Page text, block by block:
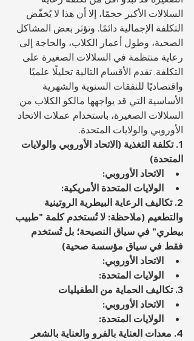
السلالات الأكبر حجمًا، إلا أن هذا لا يُخفّض
التكلفة الإجمالية دائمًا. وتؤثر بعض المشاكل
الصحية، وطول أعمار الكلاب، والحاجة إلى
رعاية منتظمة في السلالات الصغيرة على
التكلفة. تقدم الأقسام التالية تحليلًا علميًا
واقتصاديًا للنفقات السنوية والشهرية
الأساسية التي قد يواجهها مالكو الكلاب من
السلالات الصغيرة، باستخدام عملات الاتحاد
الأوروبي والولايات المتحدة.
1. تكلفة التغذية (الاتحاد الأوروبي والولايات
المتحدة)
الاتحاد الأوروبي:
الولايات المتحدة الأمريكية:
2. تكاليف الرعاية البيطرية الروتينية
والتطعيم (ملاحظة: لا تُستخدم كلمة "طبيب
بيطري" في سياق النصيحة؛ بل تُستخدم
فقط في سياق مؤسسة صحية)
الاتحاد الأوروبي:
الولايات المتحدة:
3. تكاليف الحماية من الطفيليات
الاتحاد الأوروبي:
الولايات المتحدة:
4. معدات العناية بالفرو والعناية بالشعر